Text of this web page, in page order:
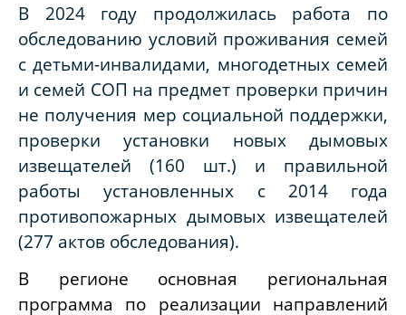
В 2024 году продолжилась работа по
обследованию условий проживания семей
с детьми-инвалидами, многодетных семей
и семей СОП на предмет проверки причин
не получения мер социальной поддержки,
проверки установки новых дымовых
извещателей (160 шт.) и правильной
работы установленных с 2014 года
противопожарных дымовых извещателей
(277 актов обследования).
В регионе основная региональная
программа по реализации направлений